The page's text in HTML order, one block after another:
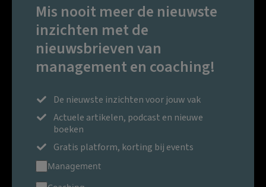
Mis nooit meer de nieuwste
inzichten met de
nieuwsbrieven van
management en coaching!
De nieuwste inzichten voor jouw vak
Actuele artikelen, podcast en nieuwe
boeken
Gratis platform, korting bij events
Management